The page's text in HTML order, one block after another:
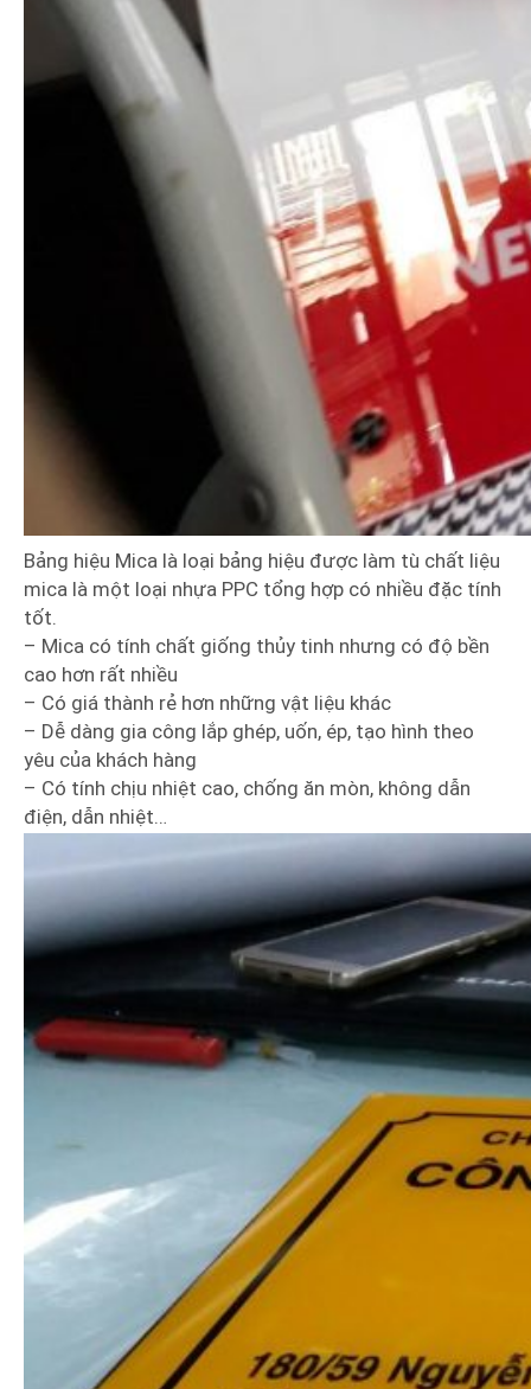
Bảng hiệu Mica là loại bảng hiệu được làm tù chất liệu
mica là một loại nhựa PPC tổng hợp có nhiều đặc tính
tốt.
– Mica có tính chất giống thủy tinh nhưng có độ bền
cao hơn rất nhiều
– Có giá thành rẻ hơn những vật liệu khác
– Dễ dàng gia công lắp ghép, uốn, ép, tạo hình theo
yêu của khách hàng
– Có tính chịu nhiệt cao, chống ăn mòn, không dẫn
điện, dẫn nhiệt…